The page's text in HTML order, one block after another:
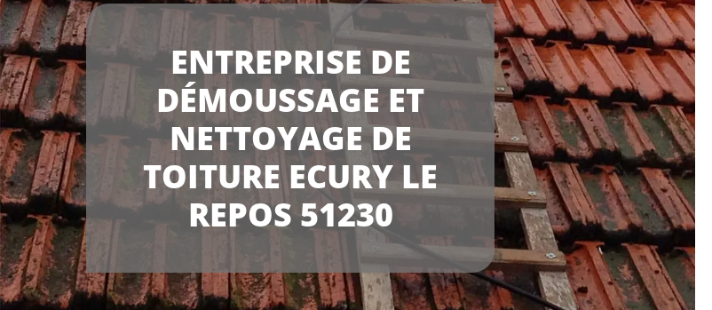
ENTREPRISE DE
DÉMOUSSAGE ET
NETTOYAGE DE
TOITURE ECURY LE
REPOS 51230